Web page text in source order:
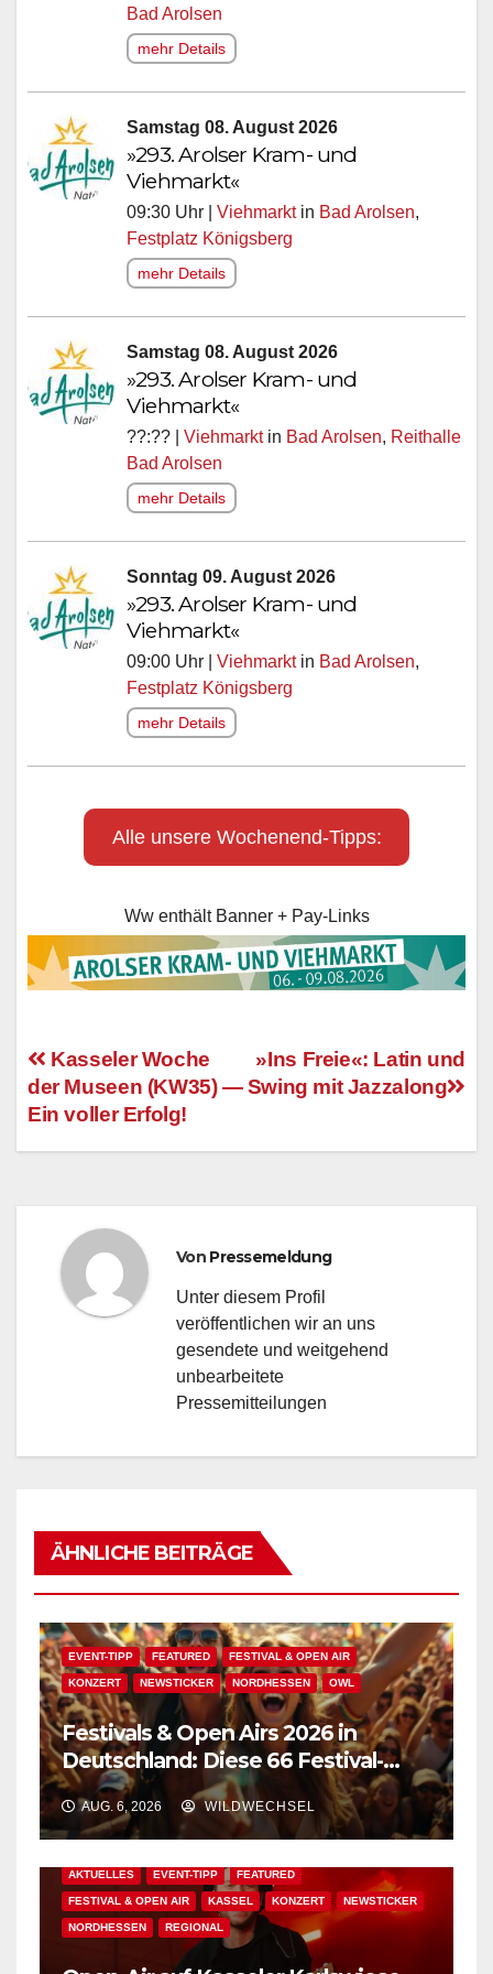
Bad Arolsen
mehr Details
Samstag 08. August 2026
»293. Arolser Kram- und
Viehmarkt«
09:30 Uhr | Viehmarktin Bad Arolsen,
Festplatz Königsberg
mehr Details
Samstag 08. August 2026
»293. Arolser Kram- und
Viehmarkt«
??:?? | Viehmarktin Bad Arolsen, Reithalle
Bad Arolsen
mehr Details
Sonntag 09. August 2026
»293. Arolser Kram- und
Viehmarkt«
09:00 Uhr | Viehmarktin Bad Arolsen,
Festplatz Königsberg
mehr Details
Alle unsere Wochenend-Tipps:
Ww enthält Banner + Pay-Links
Beitragsnavigation
»Ins Freie«: Latin und
Swing mit Jazzalong
Kasseler Woche
der Museen (KW35) —
Ein voller Erfolg!
Von Pressemeldung
Unter diesem Profil
veröffentlichen wir an uns
gesendete und weitgehend
unbearbeitete
Pressemitteilungen
ÄHNLICHE BEITRÄGE
EVENT-TIPP FEATURED FESTIVAL & OPEN AIR
KONZERT NEWSTICKER NORDHESSEN OWL
Festivals & Open Airs 2026 in
Deutschland: Diese 66 Festival-
Events warten auf Dich!
AUG. 6, 2026 WILDWECHSEL
AKTUELLES EVENT-TIPP FEATURED
FESTIVAL & OPEN AIR KASSEL KONZERT NEWSTICKER
NORDHESSEN REGIONAL